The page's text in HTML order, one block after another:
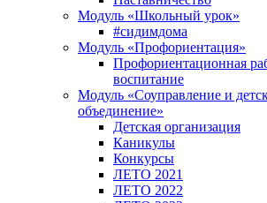
Модуль «Школьный урок»
#сидимдома
Модуль «Профориентация»
Профориентационная
воспитание
Модуль «Соуправление и
объединение»
Детская организация
Каникулы
Конкурсы
ЛЕТО 2021
ЛЕТО 2022